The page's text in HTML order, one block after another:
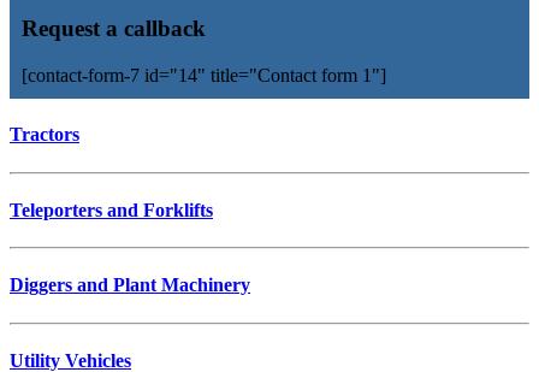
Request a callback
[contact-form-7 id="14" title="Contact form 1"]
Tractors
Teleporters and Forklifts
Diggers and Plant Machinery
Utility Vehicles